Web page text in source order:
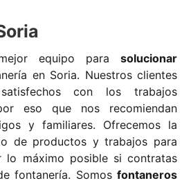
equipo para solucionar
en Soria. Nuestros clientes
con los trabajos
eso que nos recomiendan
y familiares. Ofrecemos la
de productos y trabajos para
lo máximo posible si contratas
fontanería. Somos fontaneros